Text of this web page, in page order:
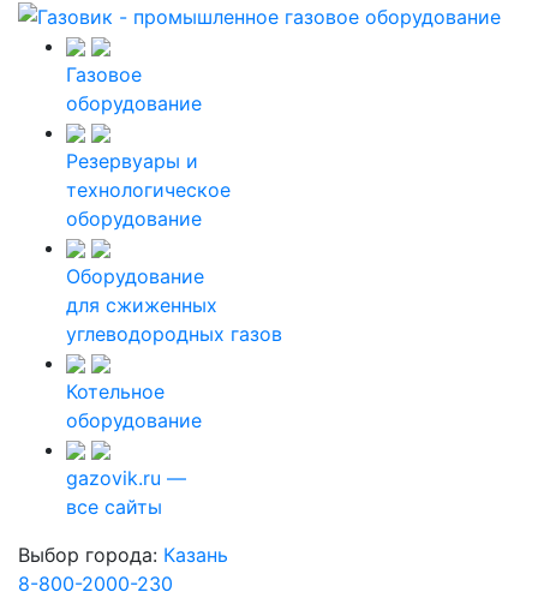
Газовое
оборудование
Резервуары и
технологическое
оборудование
Оборудование
для сжиженных
углеводородных газов
Котельное
оборудование
gazovik.ru —
все сайты
Выбор города: Казань
8-800-2000-230